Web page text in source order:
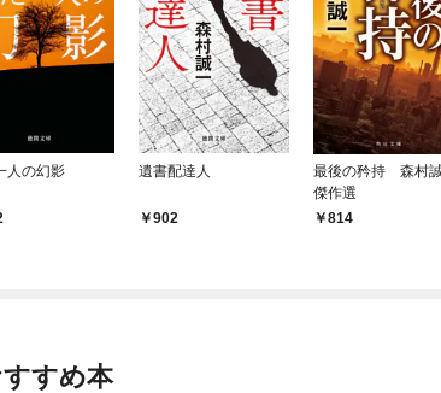
人の幻影 遺書配達人
902
最後の矜持 森村
傑作選
814
すめ本